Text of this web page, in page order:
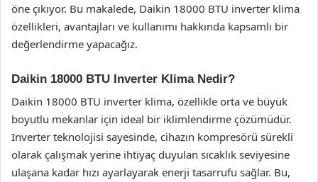
öne çıkıyor. Bu makalede, Daikin 18000 BTU inverter klima
özellikleri, avantajları ve kullanımı hakkında kapsamlı bir
değerlendirme yapacağız.
Daikin 18000 BTU Inverter Klima Nedir?
Daikin 18000 BTU inverter klima, özellikle orta ve büyük
boyutlu mekanlar için ideal bir iklimlendirme çözümüdür.
Inverter teknolojisi sayesinde, cihazın kompresörü sürekli
olarak çalışmak yerine ihtiyaç duyulan sıcaklık seviyesine
ulaşana kadar hızı ayarlayarak enerji tasarrufu sağlar. Bu,